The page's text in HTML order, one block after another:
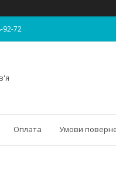
92-72
Оплата Умови